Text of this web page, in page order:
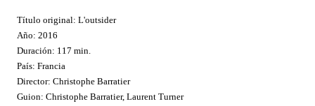
Título original: L'outsider
Año: 2016
Duración: 117 min.
País: Francia
Director: Christophe Barratier
Guion: Christophe Barratier, Laurent Turner